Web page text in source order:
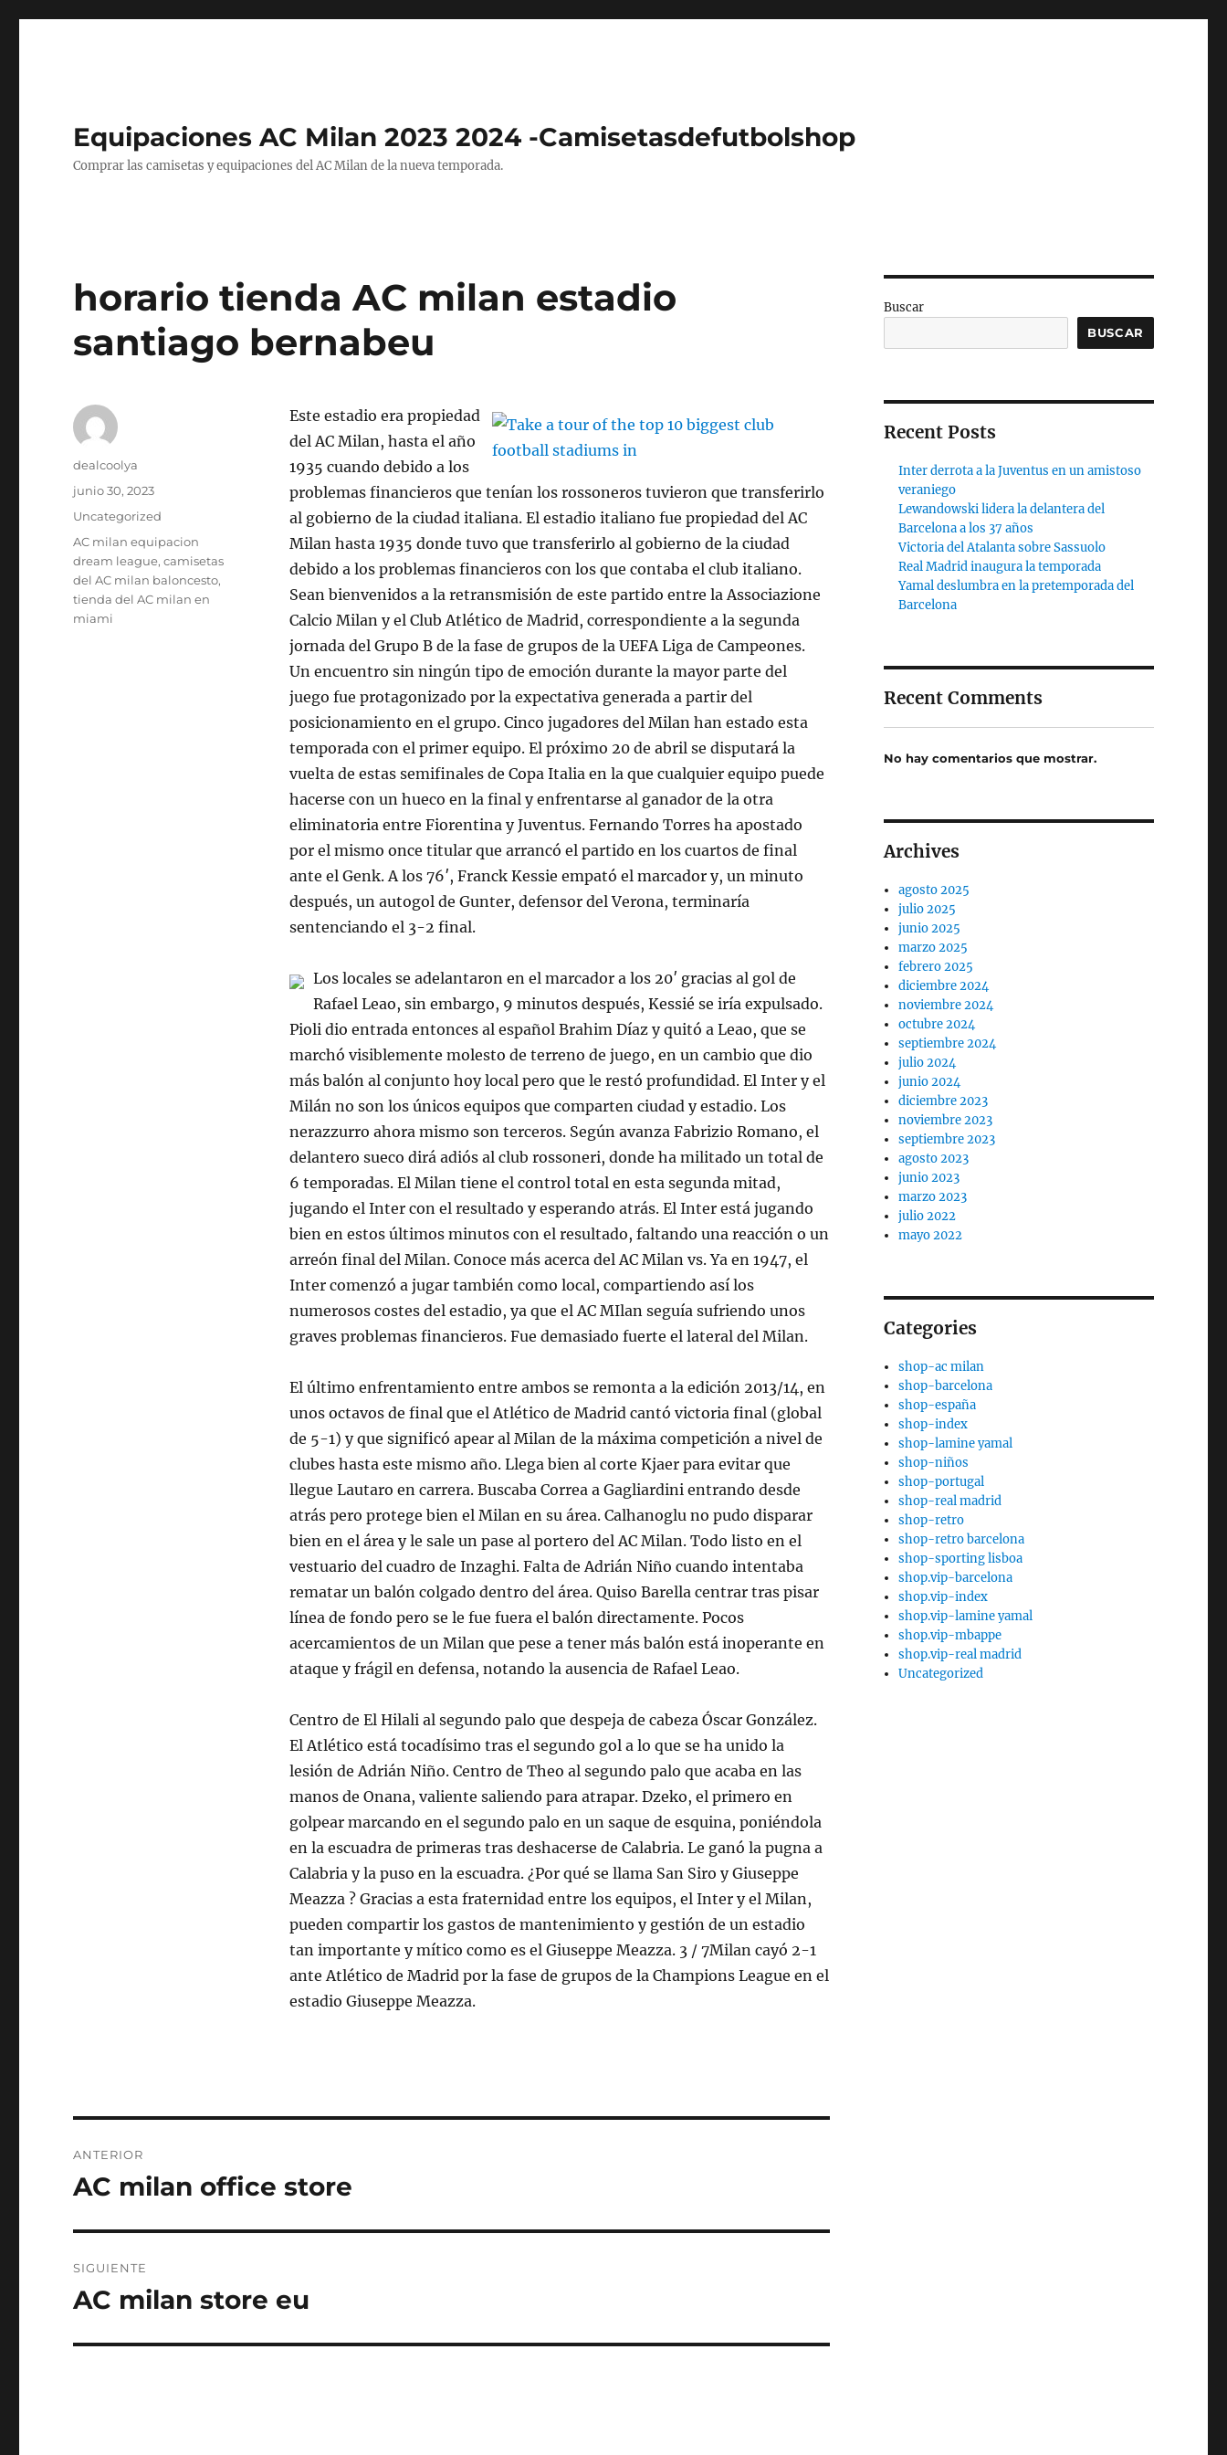
Equipaciones AC Milan 2023 2024 -Camisetasdefutbolshop
Comprar las camisetas y equipaciones del AC Milan de la nueva temporada.
horario tienda AC milan estadio
santiago bernabeu
Este estadio era propiedad
del AC Milan, hasta el año
1935 cuando debido a los
problemas financieros que tenían los rossoneros tuvieron que transferirlo
al gobierno de la ciudad italiana. El estadio italiano fue propiedad del AC
Milan hasta 1935 donde tuvo que transferirlo al gobierno de la ciudad
debido a los problemas financieros con los que contaba el club italiano.
Sean bienvenidos a la retransmisión de este partido entre la Associazione
Calcio Milan y el Club Atlético de Madrid, correspondiente a la segunda
jornada del Grupo B de la fase de grupos de la UEFA Liga de Campeones.
Un encuentro sin ningún tipo de emoción durante la mayor parte del
juego fue protagonizado por la expectativa generada a partir del
posicionamiento en el grupo. Cinco jugadores del Milan han estado esta
temporada con el primer equipo. El próximo 20 de abril se disputará la
vuelta de estas semifinales de Copa Italia en la que cualquier equipo puede
hacerse con un hueco en la final y enfrentarse al ganador de la otra
eliminatoria entre Fiorentina y Juventus. Fernando Torres ha apostado
por el mismo once titular que arrancó el partido en los cuartos de final
ante el Genk. A los 76′, Franck Kessie empató el marcador y, un minuto
después, un autogol de Gunter, defensor del Verona, terminaría
sentenciando el 3-2 final.
Los locales se adelantaron en el marcador a los 20′ gracias al gol de
Rafael Leao, sin embargo, 9 minutos después, Kessié se iría expulsado.
Pioli dio entrada entonces al español Brahim Díaz y quitó a Leao, que se
marchó visiblemente molesto de terreno de juego, en un cambio que dio
más balón al conjunto hoy local pero que le restó profundidad. El Inter y el
Milán no son los únicos equipos que comparten ciudad y estadio. Los
nerazzurro ahora mismo son terceros. Según avanza Fabrizio Romano, el
delantero sueco dirá adiós al club rossoneri, donde ha militado un total de
6 temporadas. El Milan tiene el control total en esta segunda mitad,
jugando el Inter con el resultado y esperando atrás. El Inter está jugando
bien en estos últimos minutos con el resultado, faltando una reacción o un
arreón final del Milan. Conoce más acerca del AC Milan vs. Ya en 1947, el
Inter comenzó a jugar también como local, compartiendo así los
numerosos costes del estadio, ya que el AC MIlan seguía sufriendo unos
graves problemas financieros. Fue demasiado fuerte el lateral del Milan.
El último enfrentamiento entre ambos se remonta a la edición 2013/14, en
unos octavos de final que el Atlético de Madrid cantó victoria final (global
de 5-1) y que significó apear al Milan de la máxima competición a nivel de
clubes hasta este mismo año. Llega bien al corte Kjaer para evitar que
llegue Lautaro en carrera. Buscaba Correa a Gagliardini entrando desde
atrás pero protege bien el Milan en su área. Calhanoglu no pudo disparar
bien en el área y le sale un pase al portero del AC Milan. Todo listo en el
vestuario del cuadro de Inzaghi. Falta de Adrián Niño cuando intentaba
rematar un balón colgado dentro del área. Quiso Barella centrar tras pisar
línea de fondo pero se le fue fuera el balón directamente. Pocos
acercamientos de un Milan que pese a tener más balón está inoperante en
ataque y frágil en defensa, notando la ausencia de Rafael Leao.
Centro de El Hilali al segundo palo que despeja de cabeza Óscar González.
El Atlético está tocadísimo tras el segundo gol a lo que se ha unido la
lesión de Adrián Niño. Centro de Theo al segundo palo que acaba en las
manos de Onana, valiente saliendo para atrapar. Dzeko, el primero en
golpear marcando en el segundo palo en un saque de esquina, poniéndola
en la escuadra de primeras tras deshacerse de Calabria. Le ganó la pugna a
Calabria y la puso en la escuadra. ¿Por qué se llama San Siro y Giuseppe
Meazza ? Gracias a esta fraternidad entre los equipos, el Inter y el Milan,
pueden compartir los gastos de mantenimiento y gestión de un estadio
tan importante y mítico como es el Giuseppe Meazza. 3 / 7Milan cayó 2-1
ante Atlético de Madrid por la fase de grupos de la Champions League en el
estadio Giuseppe Meazza.
Autor
dealcoolya
Publicado
junio 30, 2023
Categorías
Uncategorized
Etiquetas
AC milan equipacion
dream league,camisetas
del AC milan baloncesto,
tienda del AC milan en
miami
de
ANTERIOR
Entrada
AC milan office store
SIGUIENTE
Entrada
AC milan store eu
Buscar
BUSCAR
Recent Posts
Inter derrota a la Juventus en un amistoso
veraniego
Lewandowski lidera la delantera del
Barcelona a los 37 años
Victoria del Atalanta sobre Sassuolo
Real Madrid inaugura la temporada
Yamal deslumbra en la pretemporada del
Barcelona
Recent Comments
No hay comentarios que mostrar.
Archives
agosto 2025
julio 2025
junio 2025
marzo 2025
febrero 2025
diciembre 2024
noviembre 2024
octubre 2024
septiembre 2024
julio 2024
junio 2024
diciembre 2023
noviembre 2023
septiembre 2023
agosto 2023
junio 2023
marzo 2023
julio 2022
mayo 2022
Categories
shop-ac milan
shop-barcelona
shop-españa
shop-index
shop-lamine yamal
shop-niños
shop-portugal
shop-real madrid
shop-retro
shop-retro barcelona
shop-sporting lisboa
shop.vip-barcelona
shop.vip-index
shop.vip-lamine yamal
shop.vip-mbappe
shop.vip-real madrid
Uncategorized